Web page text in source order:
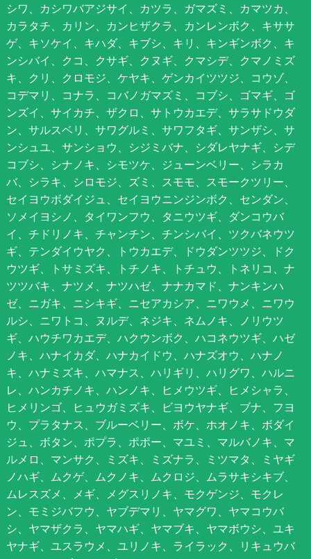
シワ、カシワバアジサイ、カツラ、ガマズミ、カマツカ、
カラタチ、カリン、カンヒザクラ、カンレンボク、キササ
ゲ、キソケイ、キハダ、キブシ、キリ、キンギンボク、キ
ンシバイ、クコ、クサギ、クヌギ、クマシデ、クマノミズ
キ、クリ、クロモジ、ケヤキ、ゲンカイツツジ、コウゾ、
コデマリ、コナラ、コバノガマズミ、コブシ、ゴマギ、ゴ
ンズイ、サイカチ、ザクロ、サトウカエデ、サラサドウダ
ン、サルスベリ、サワグルミ、サワフタギ、サンザシ、サ
ンシュユ、サンショウ、シジミバナ、シダレヤナギ、シデ
コブシ、シナノキ、シモツケ、ジューンベリー、シラカ
バ、シラキ、シロモジ、ズミ、スモモ、スモークツリー、
セイヨウボダイジュ、セイヨウニンジンボク、センダン、
ソメイヨシノ、タイワンフウ、タニウツギ、ダンコウバ
イ、チドリノキ、チャンチン、チンシバイ、ツクバネウツ
ギ、テンダイウヤク、トウカエデ、ドウダンツツジ、ドク
ウツギ、トサミズキ、トチノキ、トチュウ、トネリコ、ナ
ツツバキ、ナツメ、ナツハゼ、ナナカマド、ナンキンハ
ゼ、ニガキ、ニシキギ、ニセアカシア、ニワウメ、ニワウ
ルシ、ニワトコ、ヌルデ、ネジキ、ネムノキ、ノリウツ
ギ、ハウチワカエデ、ハクウンボク、ハコネウツギ、ハゼ
ノキ、ハナイカダ、ハナカイドウ、ハナズオウ、ハナノ
キ、ハナミズキ、ハマナス、ハリギリ、ハリグワ、ハルニ
レ、ハンカチノキ、ハンノキ、ヒメウツギ、ヒメシャラ、
ヒメリンゴ、ヒュウガミズキ、ビヨウヤナギ、ブナ、フヨ
ウ、プラタナス、ブルーベリー、ボケ、ホオノキ、ボダイ
ジュ、ボタン、ポプラ、ポポー、マユミ、マルバノキ、マ
ルメロ、マンサク、ミズキ、ミズナラ、ミツマタ、ミヤギ
ノハギ、ムクゲ、ムクノキ、ムクロジ、ムラサキシキブ、
ムレスズメ、メギ、メグスリノキ、モクゲンジ、モクレ
ン、モミジバフウ、ヤブデマリ、ヤマグワ、ヤマコウバ
シ、ヤマザクラ、ヤマハギ、ヤマブキ、ヤマボウシ、ユキ
ヤナギ、ユスラウメ、ユリノキ、ライラック、リキュウバ